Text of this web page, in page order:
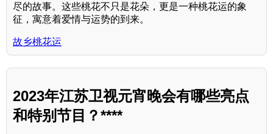
尽的故事。这些桃花不只是花朵，更是一种桃花运的象
征，寓意着爱情与运势的到来。
故乡桃花运
2023年江苏卫视元宵晚会有哪些亮点
和特别节目？****